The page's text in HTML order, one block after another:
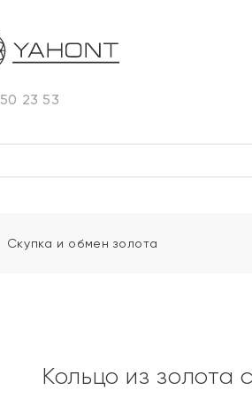
23 53
Скупка и обмен золота
Кольцо из золота